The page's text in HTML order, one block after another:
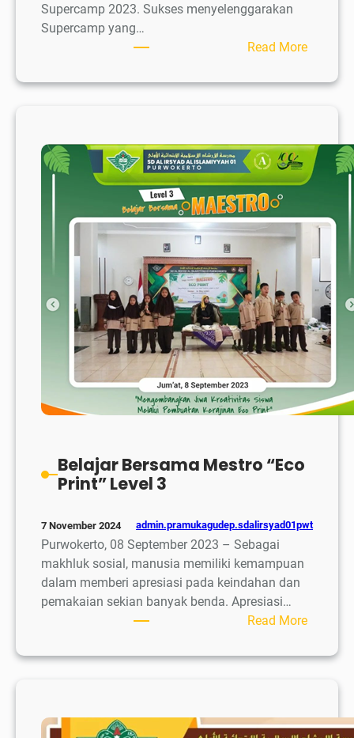
Supercamp 2023. Sukses menyelenggarakan
Supercamp yang…
Read More:
Kids
Ku
Ku
Belajar Bersama Mestro “Eco
Print” Level 3
7 November 2024 admin.pramukagudep.sdalirsyad01pwt
Purwokerto, 08 September 2023 – Sebagai
makhluk sosial, manusia memiliki kemampuan
dalam memberi apresiasi pada keindahan dan
pemakaian sekian banyak benda. Apresiasi…
Read More:
Print”
Level